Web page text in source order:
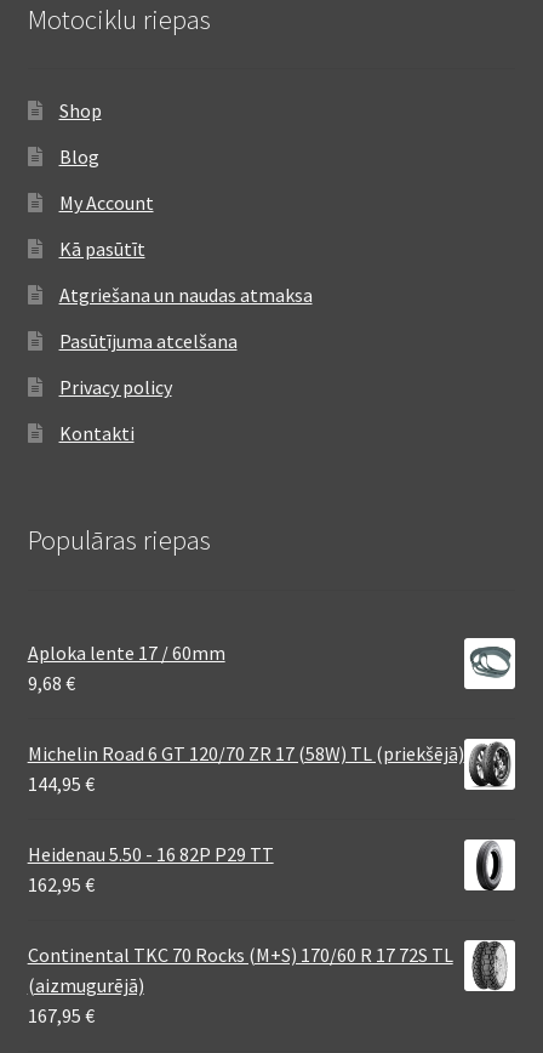
Motociklu riepas
Shop
Blog
My Account
Kā pasūtīt
Atgriešana un naudas atmaksa
Pasūtījuma atcelšana
Privacy policy
Kontakti
Populāras riepas
Aploka lente 17 / 60mm
9,68 €
Michelin Road 6 GT 120/70 ZR 17 (58W) TL (priekšējā)
144,95 €
Heidenau 5.50 - 16 82P P29 TT
162,95 €
Continental TKC 70 Rocks (M+S) 170/60 R 17 72S TL
(aizmugurējā)
167,95 €